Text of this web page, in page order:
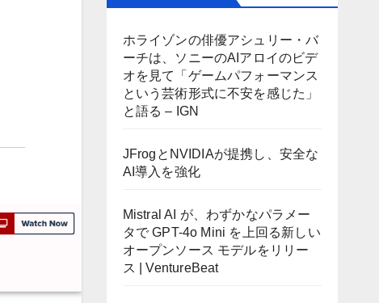
ホライゾンの俳優アシュリー・バ
ーチは、ソニーのAIアロイのビデ
オを見て「ゲームパフォーマンス
という芸術形式に不安を感じた」
と語る – IGN
JFrogとNVIDIAが提携し、安全な
AI導入を強化
Mistral AI が、わずかなパラメー
タで GPT-4o Mini を上回る新しい
オープンソース モデルをリリー
ス | VentureBeat